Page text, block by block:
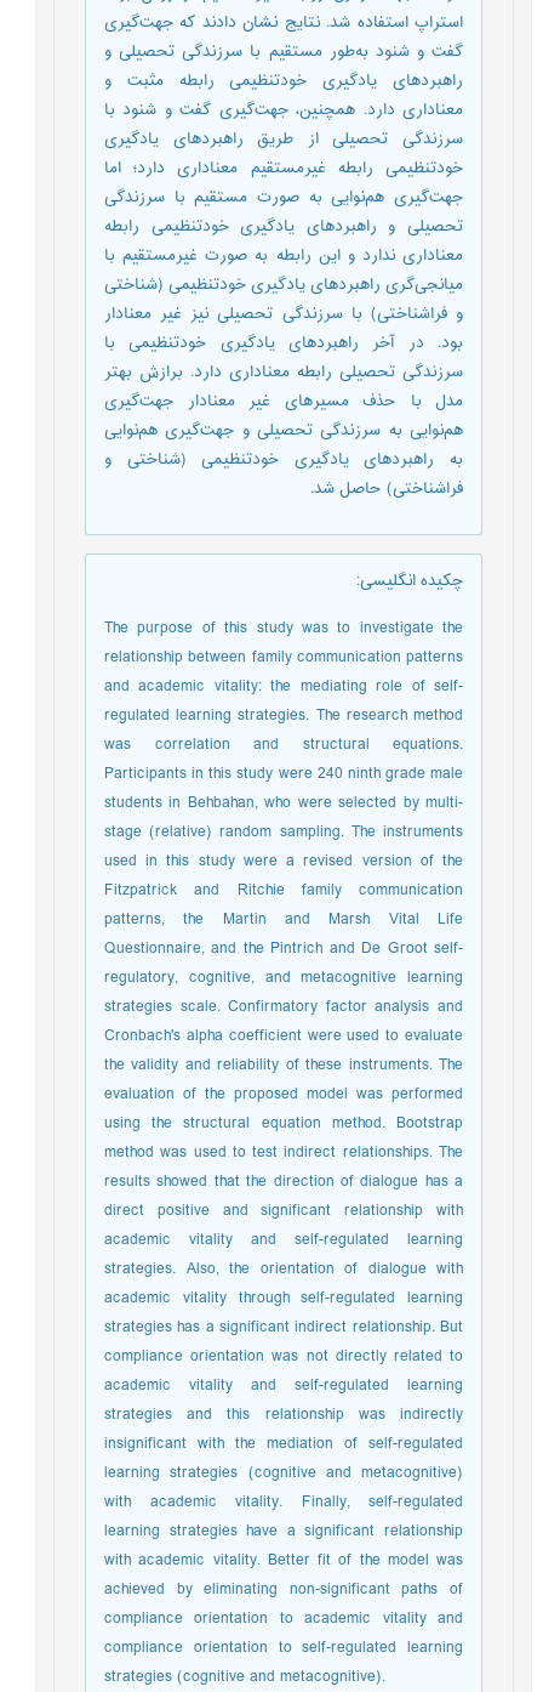
استراپ استفاده شد. نتایج نشان دادند که جهت‌‌گیری
گفت‌ و شنود به‌‌طور مستقیم با سرزندگی تحصیلی و
راهبردهای یادگیری خودتنظیمی رابطه‌‌ مثبت و
معنا‌‌داری دارد. همچنین، جهت‌‌گیری گفت ‌و شنود با
سرزندگی تحصیلی از طریق راهبردهای یادگیری
خودتنظیمی رابطه‌‌ غیرمستقیم معنا‌‌داری دارد؛ اما
جهت‌گیری هم‌نوایی به صورت مستقیم با سرزندگی
تحصیلی و راهبردهای یادگیری خودتنظیمی رابطه‌‌
معنا‌‌داری ندارد و این رابطه به صورت غیرمستقیم با
میانجی‌‌گری راهبردهای یادگیری خودتنظیمی (شناختی
و فراشناختی) با سرزندگی تحصیلی نیز غیر معنا‌‌دار
بود. در آخر راهبردهای یادگیری خودتنظیمی با
سرزندگی تحصیلی رابطه‌‌ معنا‌‌داری دارد. برازش بهتر
مدل با حذف مسیرهای غیر معنا‌‌دار جهت‌‌گیری
هم‌نوایی به سرزندگی تحصیلی و جهت‌‌گیری هم‌نوایی
به راهبردهای یادگیری خودتنظیمی (شناختی و
فراشناختی) حاصل شد.
چکیده انگلیسی:
The purpose of this study was to investigate the
relationship between family communication patterns
and academic vitality: the mediating role of self-
regulated learning strategies. The research method
was correlation and structural equations.
Participants in this study were 240 ninth grade male
students in Behbahan, who were selected by multi-
stage (relative) random sampling. The instruments
used in this study were a revised version of the
Fitzpatrick and Ritchie family communication
patterns, the Martin and Marsh Vital Life
Questionnaire, and the Pintrich and De Groot self-
regulatory, cognitive, and metacognitive learning
strategies scale. Confirmatory factor analysis and
Cronbach's alpha coefficient were used to evaluate
the validity and reliability of these instruments. The
evaluation of the proposed model was performed
using the structural equation method. Bootstrap
method was used to test indirect relationships. The
results showed that the direction of dialogue has a
direct positive and significant relationship with
academic vitality and self-regulated learning
strategies. Also, the orientation of dialogue with
academic vitality through self-regulated learning
strategies has a significant indirect relationship. But
compliance orientation was not directly related to
academic vitality and self-regulated learning
strategies and this relationship was indirectly
insignificant with the mediation of self-regulated
learning strategies (cognitive and metacognitive)
with academic vitality. Finally, self-regulated
learning strategies have a significant relationship
with academic vitality. Better fit of the model was
achieved by eliminating non-significant paths of
compliance orientation to academic vitality and
compliance orientation to self-regulated learning
strategies (cognitive and metacognitive).